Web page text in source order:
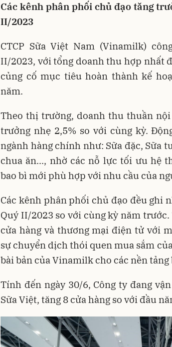
Các kênh phân phối chủ đạo tăng
II/2023
CTCP Sữa Việt Nam (Vinamilk)
II/2023, với tổng doanh thu hợp nhất
củng cố mục tiêu hoàn thành kế
năm.
Theo thị trường, doanh thu thuần
trưởng nhẹ 2,5% so với cùng kỳ.
ngành hàng chính như: Sữa đặc, Sữa
chua ăn..., nhờ các nỗ lực tối ưu hệ
bao bì mới phù hợp với nhu cầu của
Các kênh phân phối chủ đạo đều ghi
Quý II/2023 so với cùng kỳ năm
cửa hàng và thương mại điện tử với
sự chuyển dịch thói quen mua sắm
bài bản của Vinamilk cho các nền
Tính đến ngày 30/6, Công ty đang
Sữa Việt, tăng 8 cửa hàng so với đầu